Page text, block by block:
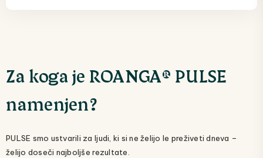
Za koga je ROANGA® PULSE
namenjen?
PULSE smo ustvarili za ljudi, ki si ne želijo le preživeti dneva –
želijo doseči najboljše rezultate.